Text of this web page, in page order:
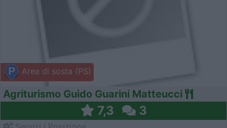
Area di sosta (PS)
Agriturismo Guido Guarini Matteucci
7,3 3